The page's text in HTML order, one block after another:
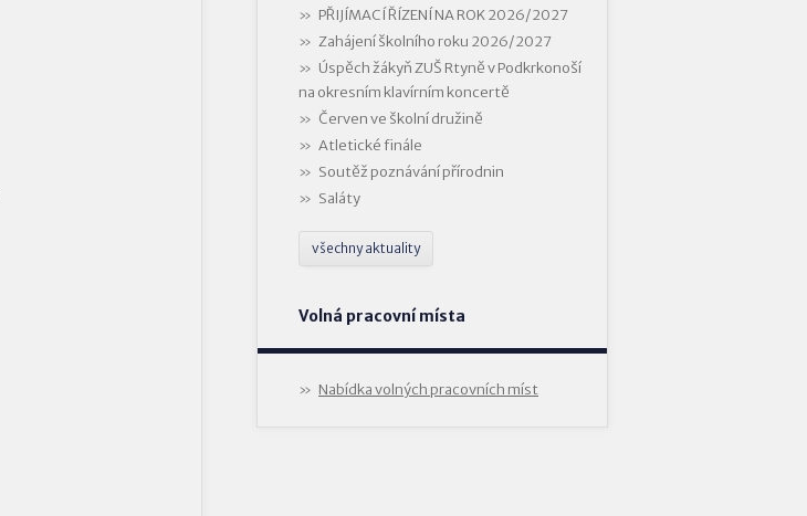
PŘIJÍMACÍ ŘÍZENÍ NA ROK 2026/2027
Zahájení školního roku 2026/2027
Úspěch žákyň ZUŠ Rtyně v Podkrkonoší
na okresním klavírním koncertě
Červen ve školní družině
Atletické finále
Soutěž poznávání přírodnin
Saláty
všechny aktuality
Volná pracovní místa
Nabídka volných pracovních míst